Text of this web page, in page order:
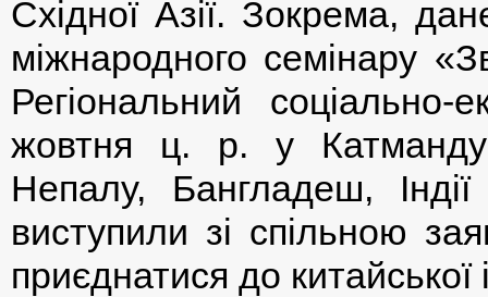
Східної Азії. Зокрема,
міжнародного семінару
Регіональний соціально-
жовтня ц. р. у
Непалу, Бангладеш,
виступили зі спільною
приєднатися до китайської